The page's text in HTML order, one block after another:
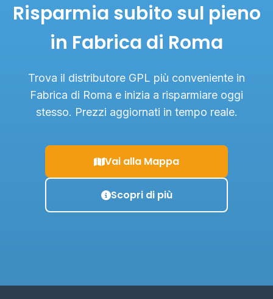
Risparmia subito sul pieno
in Fabrica di Roma
Trova il distributore GPL più conveniente in
Fabrica di Roma e inizia a risparmiare oggi
stesso. Prezzi aggiornati in tempo reale.
Vai alla Mappa
Scopri di più